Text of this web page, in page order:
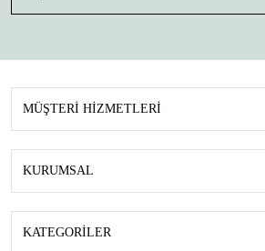
MÜŞTERİ HİZMETLERİ
KURUMSAL
KATEGORİLER